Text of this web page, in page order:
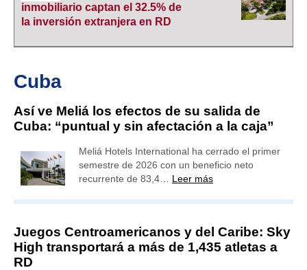
inmobiliario captan el 32.5% de
la inversión extranjera en RD
Cuba
Así ve Meliá los efectos de su salida de
Cuba: “puntual y sin afectación a la caja”
Meliá Hotels International ha cerrado el primer
semestre de 2026 con un beneficio neto
recurrente de 83,4… Leer más
Juegos Centroamericanos y del Caribe: Sky
High transportará a más de 1,435 atletas a
RD